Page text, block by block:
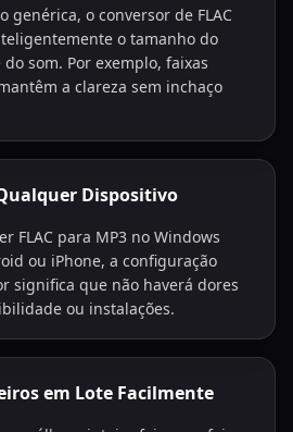
genérica, o conversor de FLAC
o tamanho do
som. Por exemplo, faixas
a clareza sem inchaço
Dispositivo
FLAC para MP3 no Windows
ou iPhone, a configuração
significa que não haverá dores
ou instalações.
em Lote Facilmente